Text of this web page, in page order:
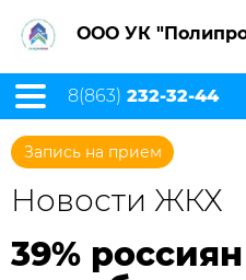
ООО УК
8(863) 232-32-44
Запись на прием
Новости ЖКХ
39%